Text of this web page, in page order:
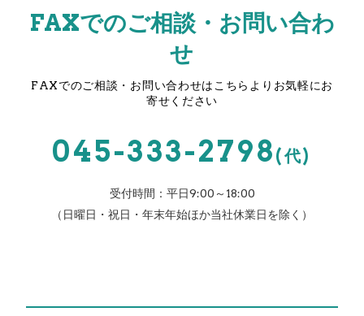
FAXでのご相談・お問い合わ
せ
FAXでのご相談・お問い合わせはこちらよりお気軽にお
寄せください
045-333-2798 (代)
受付時間：平日9:00～18:00
（日曜日・祝日・年末年始ほか当社休業日を除く）